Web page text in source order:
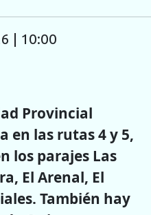
| 10:00
Provincial
en las rutas 4 y 5,
los parajes Las
El Arenal, El
También hay